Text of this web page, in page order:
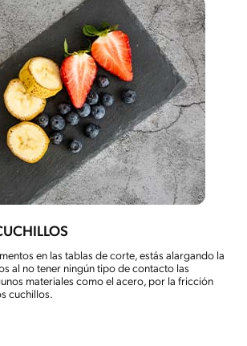
en las tablas de corte, estás alargando la
al no tener ningún tipo de contacto las
materiales como el acero, por la fricción
cuchillos.